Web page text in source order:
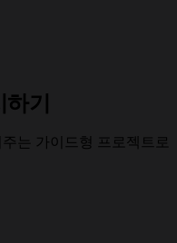
기
는 가이드형 프로젝트로